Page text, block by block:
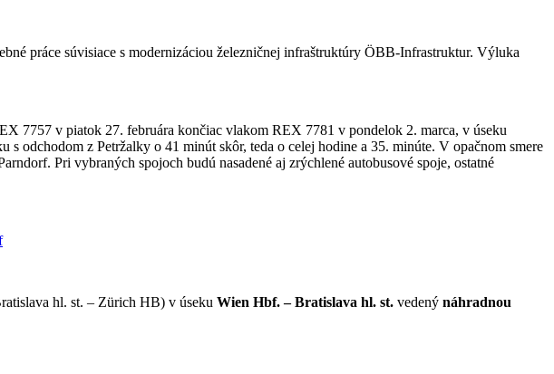
práce súvisiace s modernizáciou železničnej infraštruktúry ÖBB-Infrastruktur. Výluka
7757 v piatok 27. februára končiac vlakom REX 7781 v pondelok 2. marca, v úseku
odchodom z Petržalky o 41 minút skôr, teda o celej hodine a 35. minúte. V opačnom smere
Pri vybraných spojoch budú nasadené aj zrýchlené autobusové spoje, ostatné
hl. st. – Zürich HB) v úseku Wien Hbf. – Bratislava hl. st. vedený náhradnou